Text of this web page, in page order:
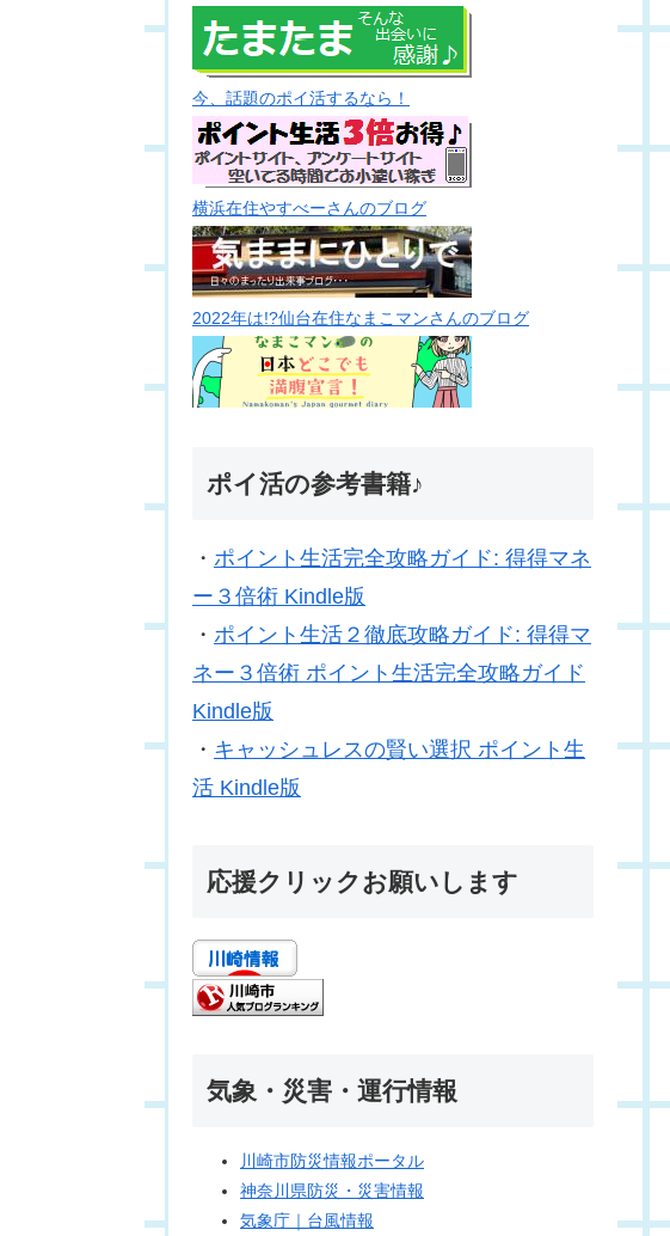
今、話題のポイ活するなら！
横浜在住やすべーさんのブログ
2022年は!?仙台在住なまこマンさんのブログ
ポイ活の参考書籍♪
・ ポイント生活完全攻略ガイド: 得得マネ
ー３倍術 Kindle版
・ ポイント生活２徹底攻略ガイド: 得得マ
ネー３倍術 ポイント生活完全攻略ガイド
Kindle版
・ キャッシュレスの賢い選択 ポイント生
活 Kindle版
応援クリックお願いします
気象・災害・運行情報
川崎市防災情報ポータル
神奈川県防災・災害情報
気象庁｜台風情報